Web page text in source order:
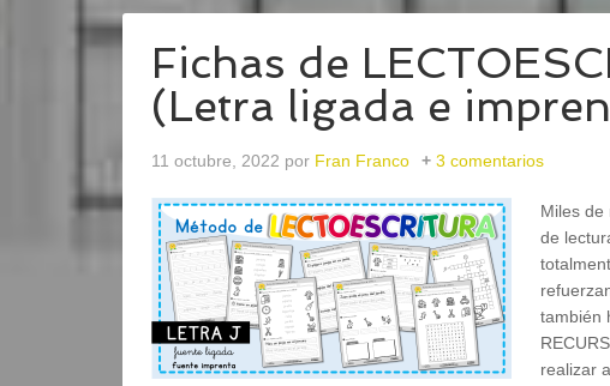
Fichas de
(Letra ligada e
11 octubre, 2022 por Fran Franco 3 comentarios
Miles de
de
también
realizar